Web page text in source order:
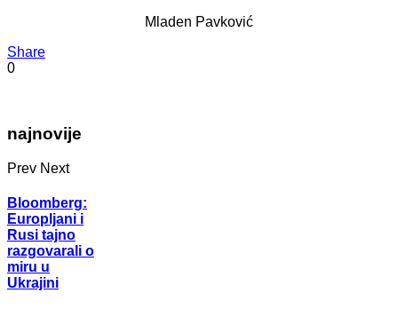
Mladen Pavković
Share
0
najnovije
Prev Next
Bloomberg:
Europljani i
Rusi tajno
razgovarali o
miru u
Ukrajini